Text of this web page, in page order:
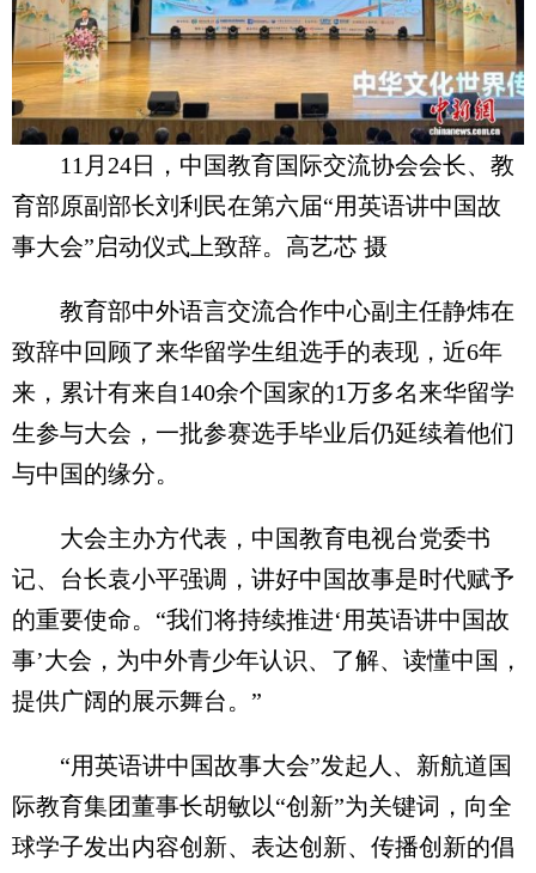
11月24日，中国教育国际交流协会会长、教
育部原副部长刘利民在第六届“用英语讲中国故
事大会”启动仪式上致辞。高艺芯 摄
教育部中外语言交流合作中心副主任静炜在
致辞中回顾了来华留学生组选手的表现，近6年
来，累计有来自140余个国家的1万多名来华留学
生参与大会，一批参赛选手毕业后仍延续着他们
与中国的缘分。
大会主办方代表，中国教育电视台党委书
记、台长袁小平强调，讲好中国故事是时代赋予
的重要使命。“我们将持续推进‘用英语讲中国故
事’大会，为中外青少年认识、了解、读懂中国，
提供广阔的展示舞台。”
“用英语讲中国故事大会”发起人、新航道国
际教育集团董事长胡敏以“创新”为关键词，向全
球学子发出内容创新、表达创新、传播创新的倡